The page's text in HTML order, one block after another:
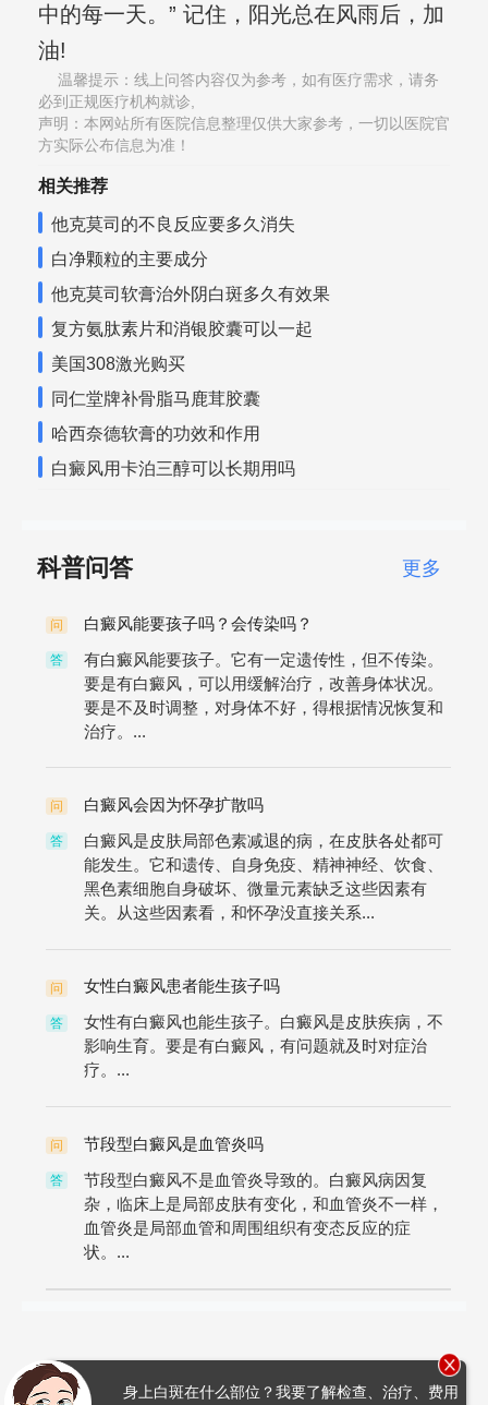
中的每一天。” 记住，阳光总在风雨后，加
油!
温馨提示：线上问答内容仅为参考，如有医疗需求，请务
必到正规医疗机构就诊,
声明：本网站所有医院信息整理仅供大家参考，一切以医院官
方实际公布信息为准！
相关推荐
他克莫司的不良反应要多久消失
白净颗粒的主要成分
他克莫司软膏治外阴白斑多久有效果
复方氨肽素片和消银胶囊可以一起
美国308激光购买
同仁堂牌补骨脂马鹿茸胶囊
哈西奈德软膏的功效和作用
白癜风用卡泊三醇可以长期用吗
科普问答 更多
问 白癜风能要孩子吗？会传染吗？
答
有白癜风能要孩子。它有一定遗传性，但不传染。
要是有白癜风，可以用缓解治疗，改善身体状况。
要是不及时调整，对身体不好，得根据情况恢复和
治疗。...
问 白癜风会因为怀孕扩散吗
答
白癜风是皮肤局部色素减退的病，在皮肤各处都可
能发生。它和遗传、自身免疫、精神神经、饮食、
黑色素细胞自身破坏、微量元素缺乏这些因素有
关。从这些因素看，和怀孕没直接关系...
问 女性白癜风患者能生孩子吗
答
女性有白癜风也能生孩子。白癜风是皮肤疾病，不
影响生育。要是有白癜风，有问题就及时对症治
疗。...
问 节段型白癜风是血管炎吗
答
节段型白癜风不是血管炎导致的。白癜风病因复
杂，临床上是局部皮肤有变化，和血管炎不一样，
血管炎是局部血管和周围组织有变态反应的症
状。...
身上白斑在什么部位？我要了解检查、治疗、费用